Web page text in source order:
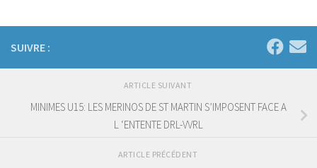
SUIVRE :
ARTICLE SUIVANT
MINIMES U15: LES MERINOS DE ST MARTIN S’IMPOSENT FACE A
L ‘ENTENTE DRL-VVRL
ARTICLE PRÉCÉDENT